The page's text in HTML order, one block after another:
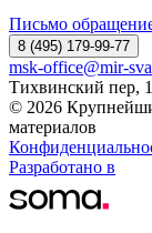
Письмо
8 (495) 179-99-77
msk-office@mir-
Тихвинский пер,
© 2026
материалов
Разработано в